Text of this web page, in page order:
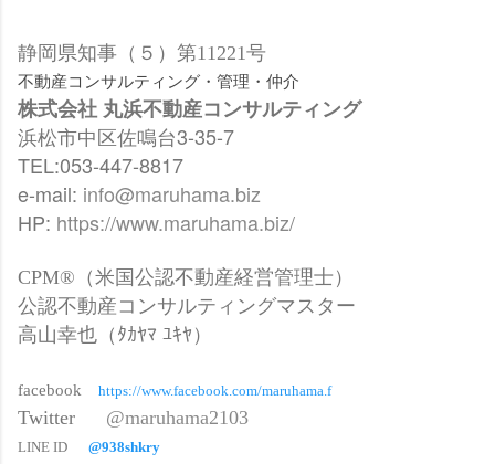
静岡県知事（５）第11221号
不動産コンサルティング・管理・仲介
株式会社 丸浜不動産コンサルティング
浜松市中区佐鳴台3-35-7
TEL:053-447-8817
e-mail: info@maruhama.biz
HP: https://www.maruhama.biz/
CPM®（米国公認不動産経営管理士）
公認不動産コンサルティングマスター
高山幸也（ﾀｶﾔﾏ ﾕｷﾔ）
facebook https://www.facebook.com/maruhama.f
Twitter @maruhama2103
LINE ID @938shkry